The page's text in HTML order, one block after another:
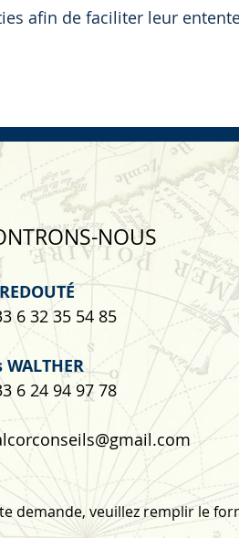
afin de faciliter leur
NOUS
6 32 35 54 85
6 24 94 97 78
demande, veuillez remplir le